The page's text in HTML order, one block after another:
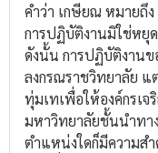
คำว่า เกษียณ หมายถึ
การปฏิบัติงานมิใช่หยุ
ดังนั้น การปฏิบัติงาน
ลงกรณราชวิทยาลัย แ
ทุ่มเทเพื่อให้องค์กรเ
มหาวิทยาลัยชั้นนำทา
ตำแหน่งใดก็มีความส